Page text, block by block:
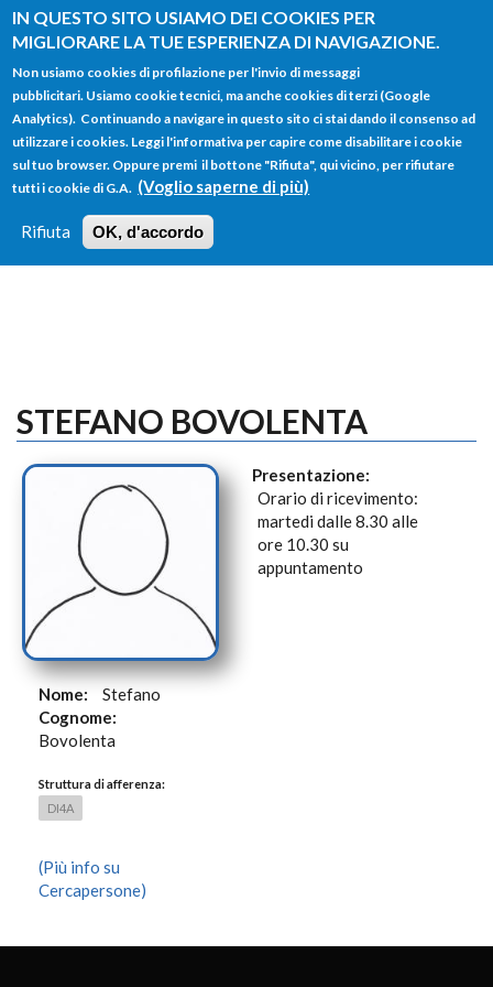
IN QUESTO SITO USIAMO DEI COOKIES PER
MIGLIORARE LA TUE ESPERIENZA DI NAVIGAZIONE.
Non usiamo cookies di profilazione per l'invio di messaggi
pubblicitari. Usiamo cookie tecnici, ma anche cookies di terzi (Google
Analytics). Continuando a navigare in questo sito ci stai dando il consenso ad
utilizzare i cookies. Leggi l'informativa per capire come disabilitare i cookie
sul tuo browser. Oppure premi il bottone "Rifiuta", qui vicino, per rifiutare
tutti i cookie di G.A. (Voglio saperne di più)
Rifiuta OK, d'accordo
Salta al contenuto principale
FORM
DI
RICERCA
Main menu
HOME TUTTI I PROFILI
LOGIN
STEFANO BOVOLENTA
Nome:
Stefano
Cognome:
Bovolenta
Struttura di afferenza:
DI4A
(Più info su
Cercapersone)
Presentazione:
Orario di ricevimento:
martedi dalle 8.30 alle
ore 10.30 su
appuntamento